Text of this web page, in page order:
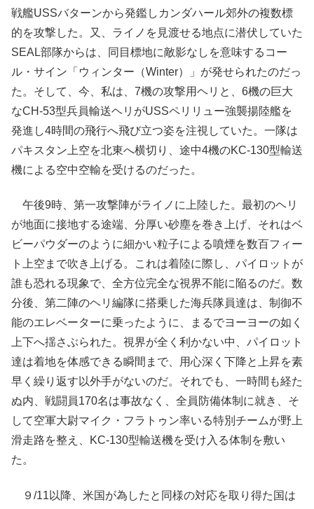
戦艦USSバターンから発鑑しカンダハール郊外の複数標
的を攻撃した。又、ライノを見渡せる地点に潜伏していた
SEAL部隊からは、同目標地に敵影なしを意味するコー
ル・サイン「ウィンター（Winter）」が発せられたのだっ
た。そして、今、私は、7機の攻撃用ヘリと、6機の巨大
なCH-53型兵員輸送ヘリがUSSペリリュー強襲揚陸艦を
発進し4時間の飛行へ飛び立つ姿を注視していた。一隊は
パキスタン上空を北東へ横切り、途中4機のKC-130型輸送
機による空中空輸を受けるのだった。
午後9時、第一攻撃陣がライノに上陸した。最初のヘリ
が地面に接地する途端、分厚い砂塵を巻き上げ、それはベ
ビーパウダーのように細かい粒子による噴煙を数百フィー
ト上空まで吹き上げる。これは着陸に際し、パイロットが
誰も恐れる現象で、全方位完全な視界不能に陥るのだ。数
分後、第二陣のヘリ編隊に搭乗した海兵隊員達は、制御不
能のエレベーターに乗ったように、まるでヨーヨーの如く
上下へ揺さぶられた。視界が全く利かない中、パイロット
達は着地を体感できる瞬間まで、用心深く下降と上昇を素
早く繰り返す以外手がないのだ。それでも、一時間も経た
ぬ内、戦闘員170名は事故なく、全員防備体制に就き、そ
して空軍大尉マイク・フラトゥン率いる特別チームが野上
滑走路を整え、KC-130型輸送機を受け入る体制を敷い
た。
９/11以降、米国が為したと同様の対応を取り得た国は